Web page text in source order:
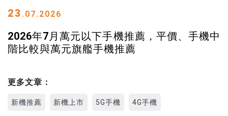
23 .07.2026
2026年7月萬元以下手機推薦，平價、手機中
階比較與萬元旗艦手機推薦
更多文章：
新機推薦 新機上市 5G手機 4G手機